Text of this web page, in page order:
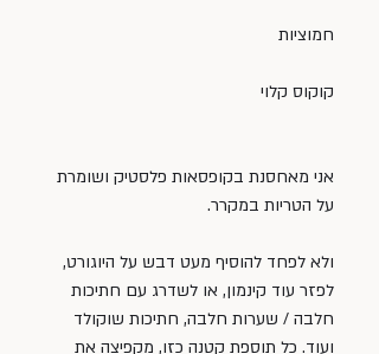
חמוציות
קוקוס קלוי
אני מאחסנת בקופסאות פלסטיק ושומרת
על הטריות במקרר.
ולא לפחד להוסיף מעט דבש על היוגורט,
לפזר עוד קינמון, או לשדרג עם חתיכות
חלבה / שערות חלבה, חתיכות שוקולד
ועוד. כל תוספת קטנה כזו, מקפיצה את